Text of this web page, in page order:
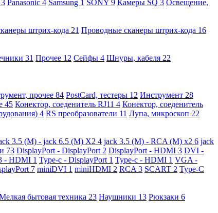
3 Panasonic 4 Samsung 1 SONY 9 Камеры SQ 3 Освещение,
штрих-кода 21 Проводные сканеры штрих-кода 16
31 Прочее 12 Сейфы 4 Шнуры, кабеля 22
прочее 84 PostCard, тестеры 12 Инструмент 28
45 Конектор, соеденитель RJ11 4 Конектор, соеденитель
4 RS преобразователи 11 Лупа, микроскоп 22
3.5 (M) - jack 6.5 (M) X2 4 jack 3.5 (M) - RCA (M) x2 6 jack
73 DisplayPort - DisplayPort 2 DisplayPort - HDMI 3 DVI -
- HDMI 1 Type-c - DisplayPort 1 Type-c - HDMI 1 VGA -
7 miniDVI 1 miniHDMI 2 RCA 3 SCART 2 Type-C
бытовая техника 23 Наушники 13 Рюкзаки 6